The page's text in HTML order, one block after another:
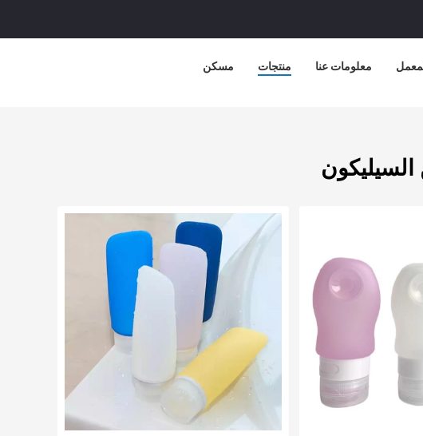
مسكن منتجات معلومات عنا
السيليكون